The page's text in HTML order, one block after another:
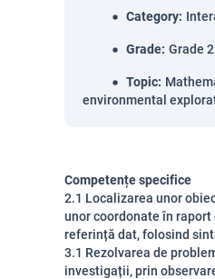
Category:
Grade: Grade 2
Topic:
environmental
Competențe specifice
2.1 Localizarea unor
unor coordonate în raport
referință dat, folosind
3.1 Rezolvarea de
investigații, prin